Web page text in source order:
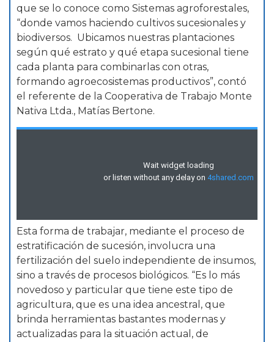
que se lo conoce como Sistemas agroforestales,
“donde vamos haciendo cultivos sucesionales y
biodiversos. Ubicamos nuestras plantaciones
según qué estrato y qué etapa sucesional tiene
cada planta para combinarlas con otras,
formando agroecosistemas productivos”, contó
el referente de la Cooperativa de Trabajo Monte
Nativa Ltda., Matías Bertone.
Esta forma de trabajar, mediante el proceso de
estratificación de sucesión, involucra una
fertilización del suelo independiente de insumos,
sino a través de procesos biológicos. “Es lo más
novedoso y particular que tiene este tipo de
agricultura, que es una idea ancestral, que
brinda herramientas bastantes modernas y
actualizadas para la situación actual, de